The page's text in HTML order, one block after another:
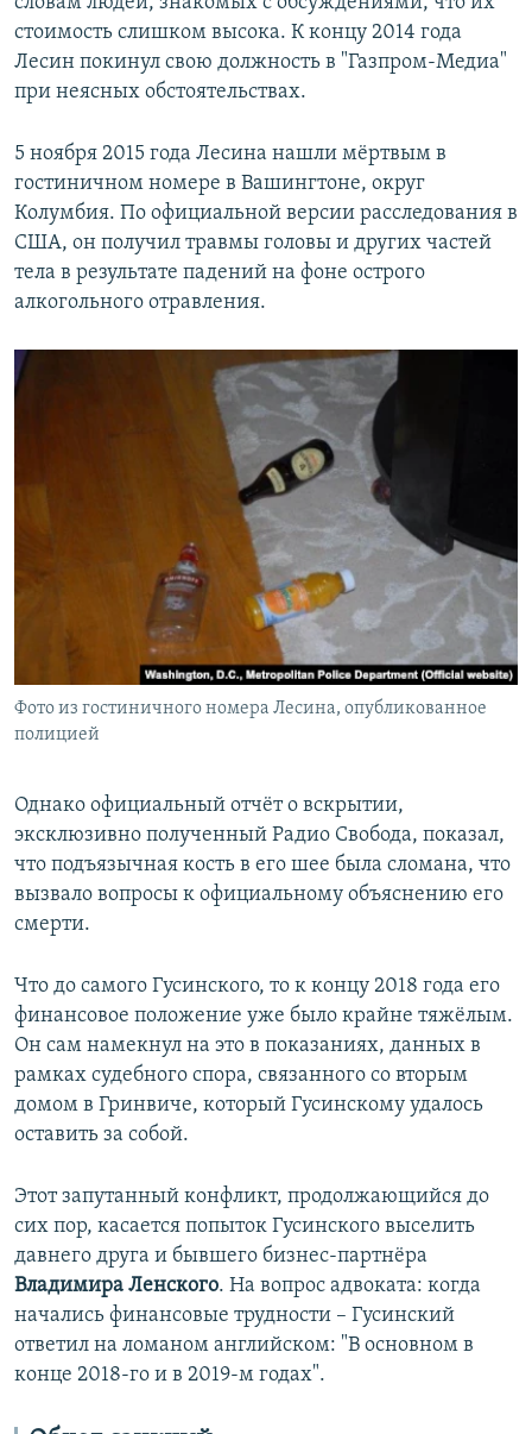
стоимость слишком высока. К концу 2014 года
Лесин покинул свою должность в "Газпром-Медиа"
при неясных обстоятельствах.
5 ноября 2015 года Лесина нашли мёртвым в
гостиничном номере в Вашингтоне, округ
Колумбия. По официальной версии расследования в
США, он получил травмы головы и других частей
тела в результате падений на фоне острого
алкогольного отравления.
Фото из гостиничного номера Лесина, опубликованное
полицией
Однако официальный отчёт о вскрытии,
эксклюзивно полученный Радио Свобода, показал,
что подъязычная кость в его шее была сломана, что
вызвало вопросы к официальному объяснению его
смерти.
Что до самого Гусинского, то к концу 2018 года его
финансовое положение уже было крайне тяжёлым.
Он сам намекнул на это в показаниях, данных в
рамках судебного спора, связанного со вторым
домом в Гринвиче, который Гусинскому удалось
оставить за собой.
Этот запутанный конфликт, продолжающийся до
сих пор, касается попыток Гусинского выселить
давнего друга и бывшего бизнес-партнёра
Владимира Ленского. На вопрос адвоката: когда
начались финансовые трудности – Гусинский
ответил на ломаном английском: "В основном в
конце 2018-го и в 2019-м годах".